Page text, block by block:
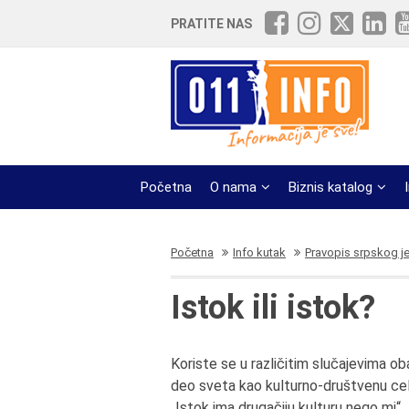
PRATITE NAS
Početna O nama Biznis katalog
Početna Info kutak Pravopis srpskog
Istok ili istok?
Koriste se u različitim slučajevima
deo sveta kao kulturno-društvenu